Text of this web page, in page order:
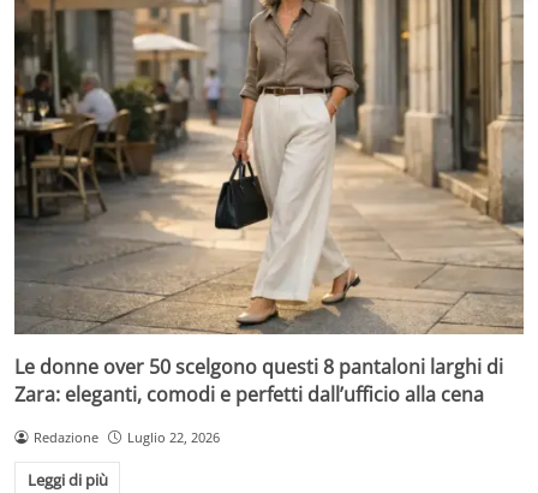
Le donne over 50 scelgono questi 8 pantaloni larghi di
Zara: eleganti, comodi e perfetti dall’ufficio alla cena
Redazione Luglio 22, 2026
Leggi di più